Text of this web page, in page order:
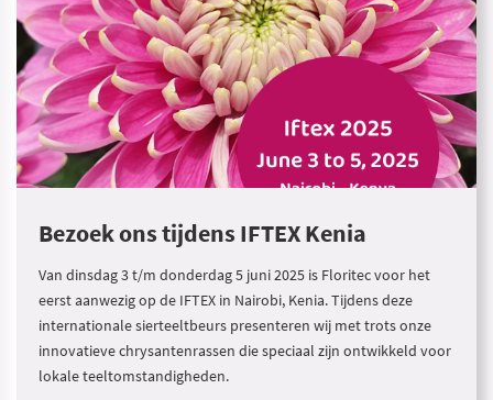
Bezoek ons tijdens IFTEX Kenia
Van dinsdag 3 t/m donderdag 5 juni 2025 is Floritec voor het
eerst aanwezig op de IFTEX in Nairobi, Kenia. Tijdens deze
internationale sierteeltbeurs presenteren wij met trots onze
innovatieve chrysantenrassen die speciaal zijn ontwikkeld voor
lokale teeltomstandigheden.